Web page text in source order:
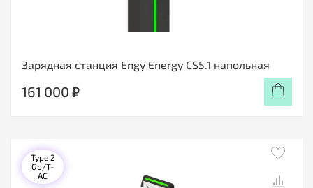
Зарядная станция Engy Energy CS5.1 напольная
161 000 ₽
Type 2
Gb/T-
AC